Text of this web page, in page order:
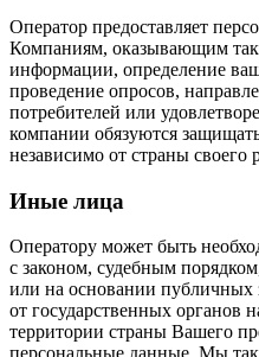
Оператор предоставляет
Компаниям, оказывающим
информации, определение
проведение опросов,
потребителей или
компании обязуются
независимо от страны своего
Иные лица
Оператору может быть
с законом, судебным
или на основании публичных
от государственных органов
территории страны Вашего